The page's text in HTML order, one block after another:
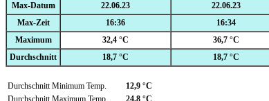
Max-Datum
22.06.23 22.06.23
Max-Zeit
16:36 16:34
Maximum
32,4 °C 36,7 °C
Durchschnitt
18,7 °C 18,7 °C
Durchschnitt Minimum Temp.
12,9 °C
Durchschnitt Maximum Temp.
24,8 °C